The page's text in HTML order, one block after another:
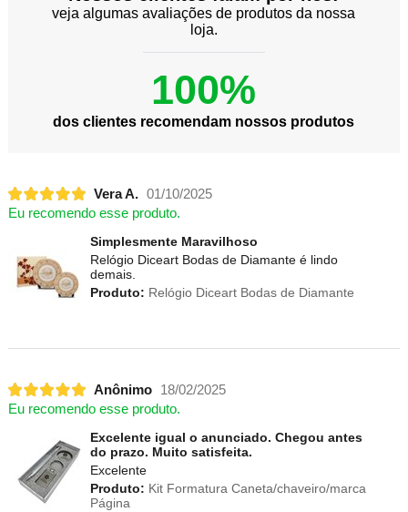
veja algumas avaliações de produtos da nossa
loja.
100%
dos clientes recomendam nossos produtos
Vera A. 01/10/2025
Eu recomendo esse produto.
Simplesmente Maravilhoso
Relógio Diceart Bodas de Diamante é lindo
demais.
Produto: Relógio Diceart Bodas de Diamante
Anônimo
18/02/2025
Eu recomendo esse produto.
Excelente igual o anunciado. Chegou antes
do prazo. Muito satisfeita.
Excelente
Produto: Kit Formatura Caneta/chaveiro/marca
Página